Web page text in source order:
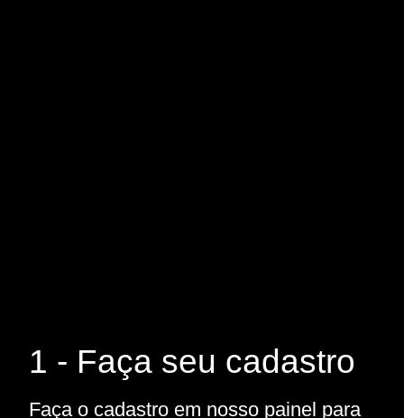
1 - Faça seu cadastro
Faça o cadastro em nosso painel para